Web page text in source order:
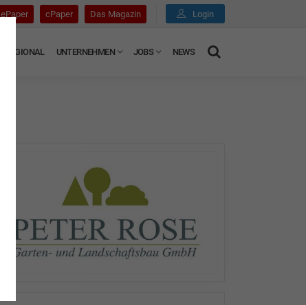
ePaper cPaper Das Magazin Login
REGIONAL UNTERNEHMEN JOBS NEWS